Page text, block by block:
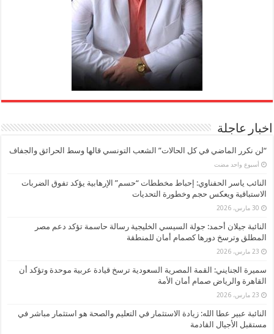
اخبار عاجلة
“لن نكرر الماضي في كل الحالات” الشعب التونسي قالها وسط الحرائق والجفاف
‏أسبوع واحد مضت
النائب ياسر الحفناوي: إحباط مخططات “حسم” الإرهابية يؤكد تفوق الضربات
الاستباقية ويعكس حجم وخطورة التحديات
30 مارس، 2026
النائبة جيلان أحمد: جولة السيسي الخليجية رسالة حاسمة تؤكد دعم مصر
المطلق وترسخ دورها كصمام أمان للمنطقة
23 مارس، 2026
سميرة الجنايني: القمة المصرية السعودية ترسخ قيادة عربية موحدة وتؤكد أن
القاهرة والرياض صمام أمان الأمة
23 مارس، 2026
النائبة عبير عطا الله: زيادة الاستثمار في التعليم والصحة هو استثمار مباشر في
مستقبل الأجيال القادمة